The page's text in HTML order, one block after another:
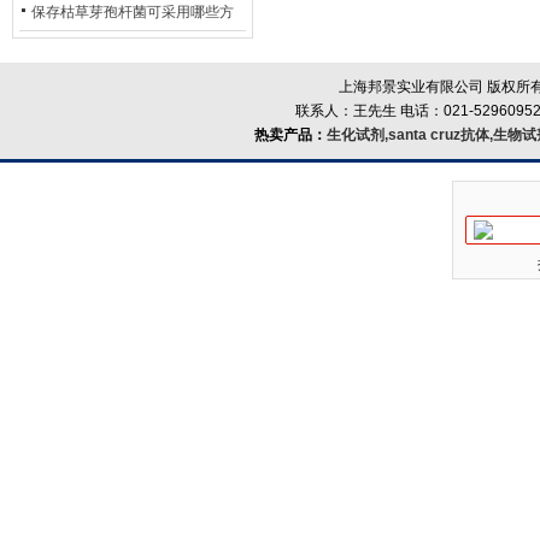
什么区别？
试剂盒原装干粉放一处储存吗？
保存枯草芽孢杆菌可采用哪些方
上海邦景实业有限公司 版权所
联系人：王先生 电话：021-
热卖产品： 生化试剂,santa cruz抗体,生物